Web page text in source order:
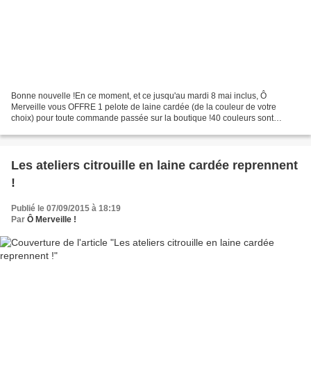
Bonne nouvelle !En ce moment, et ce jusqu'au mardi 8 mai inclus, Ô
Merveille vous OFFRE 1 pelote de laine cardée (de la couleur de votre
choix) pour toute commande passée sur la boutique !40 couleurs sont
Les ateliers citrouille en laine cardée reprennent
!
Publié le 07/09/2015 à 18:19
Par Ô Merveille !